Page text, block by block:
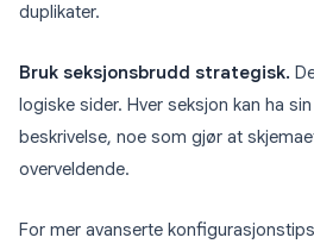
duplikater.
Bruk seksjonsbrudd strategisk.
logiske sider. Hver seksjon kan ha
beskrivelse, noe som gjør at
overveldende.
For mer avanserte